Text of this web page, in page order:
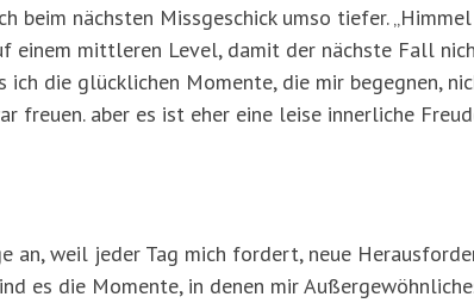
beim nächsten Missgeschick umso tiefer.
einem mittleren Level, damit der nächste Fall
ich die glücklichen Momente, die mir begegnen,
freuen. aber es ist eher eine leise innerliche
an, weil jeder Tag mich fordert, neue
es die Momente, in denen mir